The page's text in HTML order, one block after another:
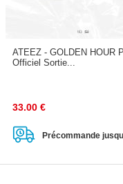
ATEEZ - GOLDEN HOUR
Officiel Sortie...
33.00 €
Précommande